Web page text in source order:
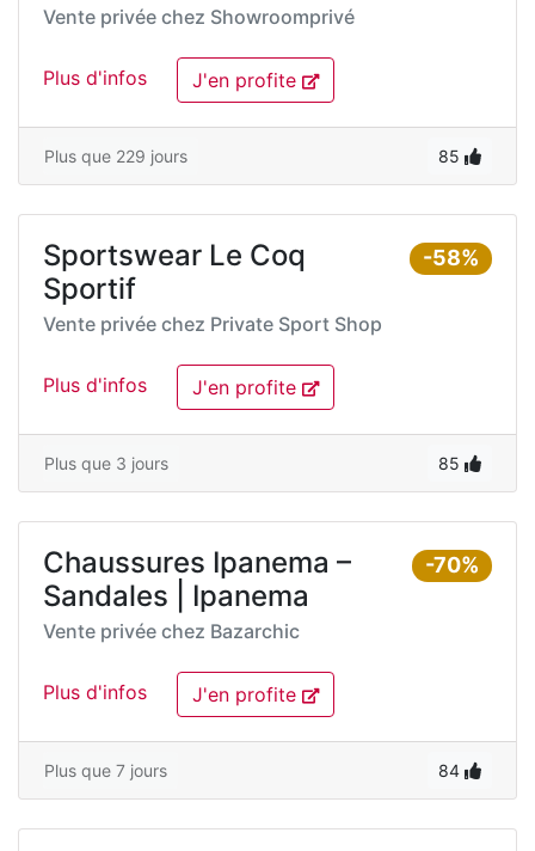
Vente privée chez Showroomprivé
Plus d'infos J'en profite
Plus que 229 jours 85
-58%
Sportswear Le Coq
Sportif
Vente privée chez Private Sport Shop
Plus d'infos J'en profite
Plus que 3 jours 85
-70%
Chaussures Ipanema –
Sandales | Ipanema
Vente privée chez Bazarchic
Plus d'infos J'en profite
Plus que 7 jours 84